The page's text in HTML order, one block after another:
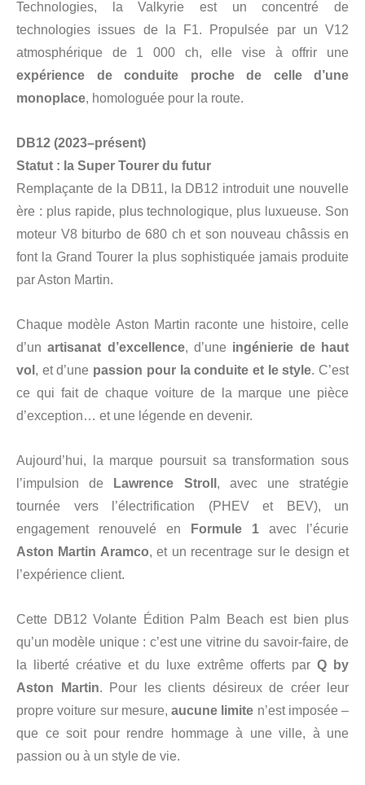
Technologies, la Valkyrie est un concentré de
technologies issues de la F1. Propulsée par un V12
atmosphérique de 1 000 ch, elle vise à offrir une
expérience de conduite proche de celle d’une
monoplace, homologuée pour la route.
DB12 (2023–présent)
Statut : la Super Tourer du futur
Remplaçante de la DB11, la DB12 introduit une nouvelle
ère : plus rapide, plus technologique, plus luxueuse. Son
moteur V8 biturbo de 680 ch et son nouveau châssis en
font la Grand Tourer la plus sophistiquée jamais produite
par Aston Martin.
Chaque modèle Aston Martin raconte une histoire, celle
d’unartisanat d’excellence, d’une ingénierie de haut
vol , et d’une passion pour la conduite et le style. C’est
ce qui fait de chaque voiture de la marque une pièce
d’exception… et une légende en devenir.
Aujourd’hui, la marque poursuit sa transformation sous
l’impulsion de
Lawrence Stroll , avec une stratégie
tournée vers l’électrification (PHEV et BEV), un
engagement renouvelé en
Formule 1 avec l’écurie
Aston Martin Aramco, et un recentrage sur le design et
l’expérience client.
Cette DB12 Volante Édition Palm Beach est bien plus
qu’un modèle unique : c’est une vitrine du savoir-faire, de
la liberté créative et du luxe extrême offerts par Q by
Aston Martin. Pour les clients désireux de créer leur
propre voiture sur mesure, aucune limite n’est imposée –
que ce soit pour rendre hommage à une ville, à une
passion ou à un style de vie.